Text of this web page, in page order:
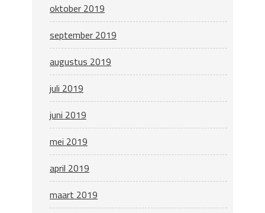
oktober 2019
september 2019
augustus 2019
juli 2019
juni 2019
mei 2019
april 2019
maart 2019